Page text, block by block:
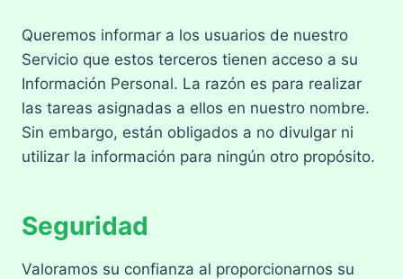
Queremos informar a los usuarios de nuestro
Servicio que estos terceros tienen acceso a su
Información Personal. La razón es para realizar
las tareas asignadas a ellos en nuestro nombre.
Sin embargo, están obligados a no divulgar ni
utilizar la información para ningún otro propósito.
Seguridad
Valoramos su confianza al proporcionarnos su